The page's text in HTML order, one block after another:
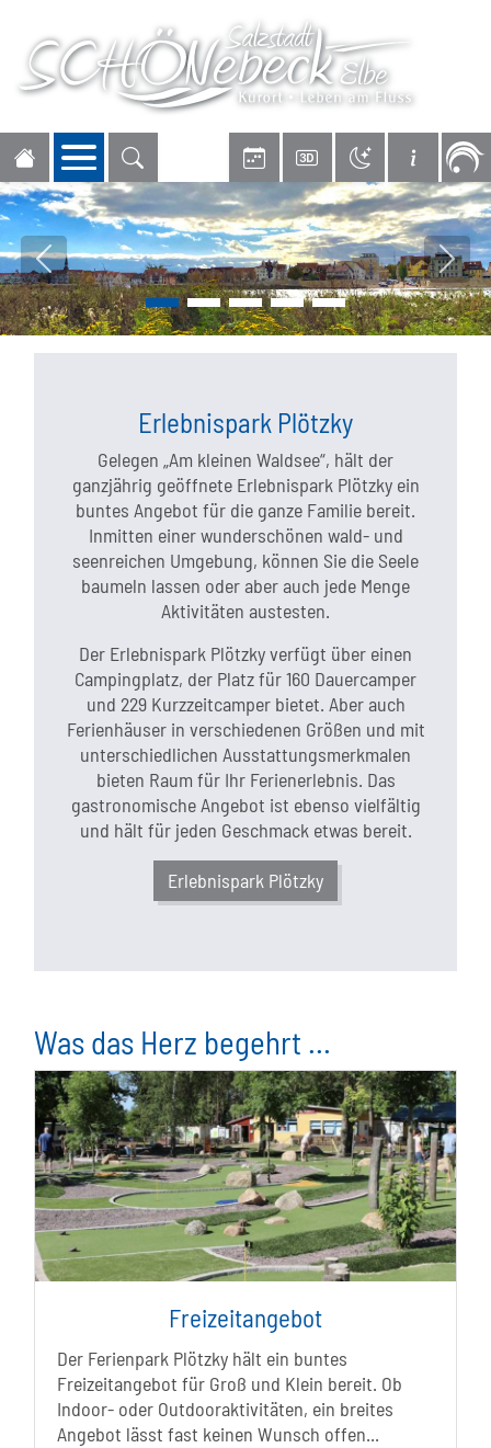
Navigation öffnen
Vorheriges Bild
Erlebnispark Plötzky
Gelegen „Am kleinen Waldsee“, hält der
ganzjährig geöffnete Erlebnispark Plötzky ein
buntes Angebot für die ganze Familie bereit.
Inmitten einer wunderschönen wald- und
seenreichen Umgebung, können Sie die Seele
baumeln lassen oder aber auch jede Menge
Aktivitäten austesten.
Der Erlebnispark Plötzky verfügt über einen
Campingplatz, der Platz für 160 Dauercamper
und 229 Kurzzeitcamper bietet. Aber auch
Ferienhäuser in verschiedenen Größen und mit
unterschiedlichen Ausstattungsmerkmalen
bieten Raum für Ihr Ferienerlebnis. Das
gastronomische Angebot ist ebenso vielfältig
und hält für jeden Geschmack etwas bereit.
Erlebnispark Plötzky
Was das Herz begehrt ...
Freizeitangebot
Der Ferienpark Plötzky hält ein buntes
Freizeitangebot für Groß und Klein bereit. Ob
Indoor- oder Outdooraktivitäten, ein breites
Angebot lässt fast keinen Wunsch offen...